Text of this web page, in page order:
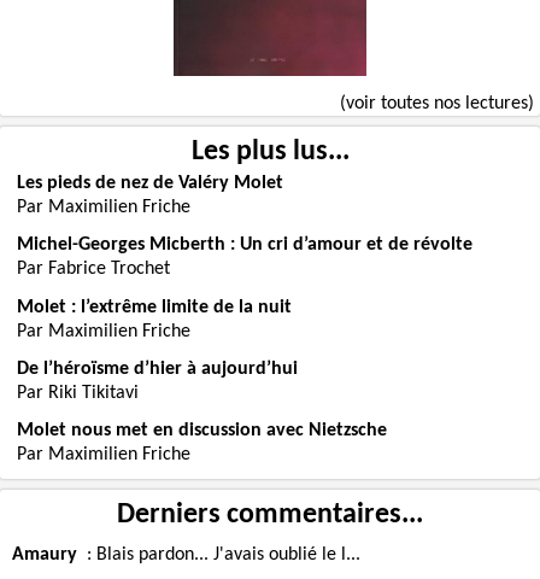
(voir toutes nos lectures)
Les plus lus...
Les pieds de nez de Valéry Molet
Par Maximilien Friche
Michel-Georges Micberth : Un cri d’amour et de révolte
Par Fabrice Trochet
Molet : l’extrême limite de la nuit
Par Maximilien Friche
De l’héroïsme d’hier à aujourd’hui
Par Riki Tikitavi
Molet nous met en discussion avec Nietzsche
Par Maximilien Friche
Derniers commentaires...
Amaury : Blais pardon... J'avais oublié le l...